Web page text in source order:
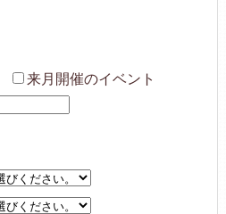
来月開催のイベント